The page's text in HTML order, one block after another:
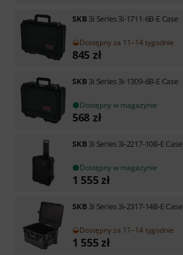
SKB 3i Series 3i-1711-6B-E Case
Dostępny za 11–14 tygodnie
845 zł
SKB 3i Series 3i-1309-6B-E Case
Dostępny w magazynie
568 zł
SKB 3i Series 3i-2217-10B-E Case
Dostępny w magazynie
1 555zł
SKB 3i Series 3i-2317-14B-E Case
Dostępny za 11–14 tygodnie
1 555zł